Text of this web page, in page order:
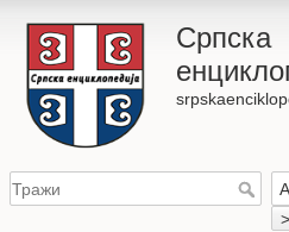
Српска
>